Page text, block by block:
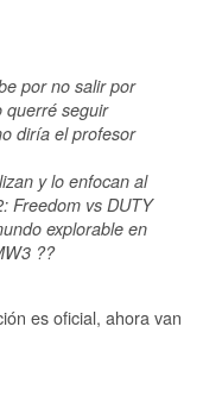
por no salir por
querré seguir
diría el profesor
y lo enfocan al
Freedom vs DUTY
explorable en
??
es oficial, ahora van